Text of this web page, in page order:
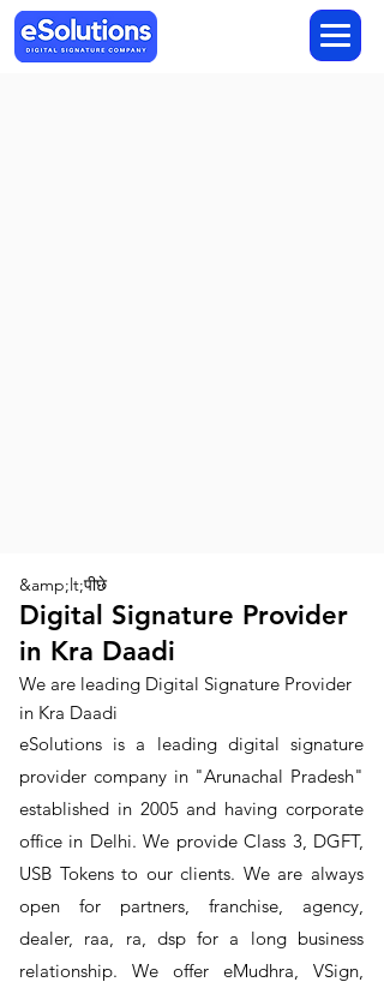
&amp;lt;पीछे
Digital Signature Provider
in Kra Daadi
We are leading Digital Signature Provider
in Kra Daadi
​eSolutions is a leading digital signature
provider company in "Arunachal Pradesh"
established in 2005 and having corporate
office in Delhi. We provide Class 3, DGFT,
USB Tokens to our clients. We are always
open for partners, franchise, agency,
dealer, raa, ra, dsp for a long business
relationship. We offer eMudhra, VSign,